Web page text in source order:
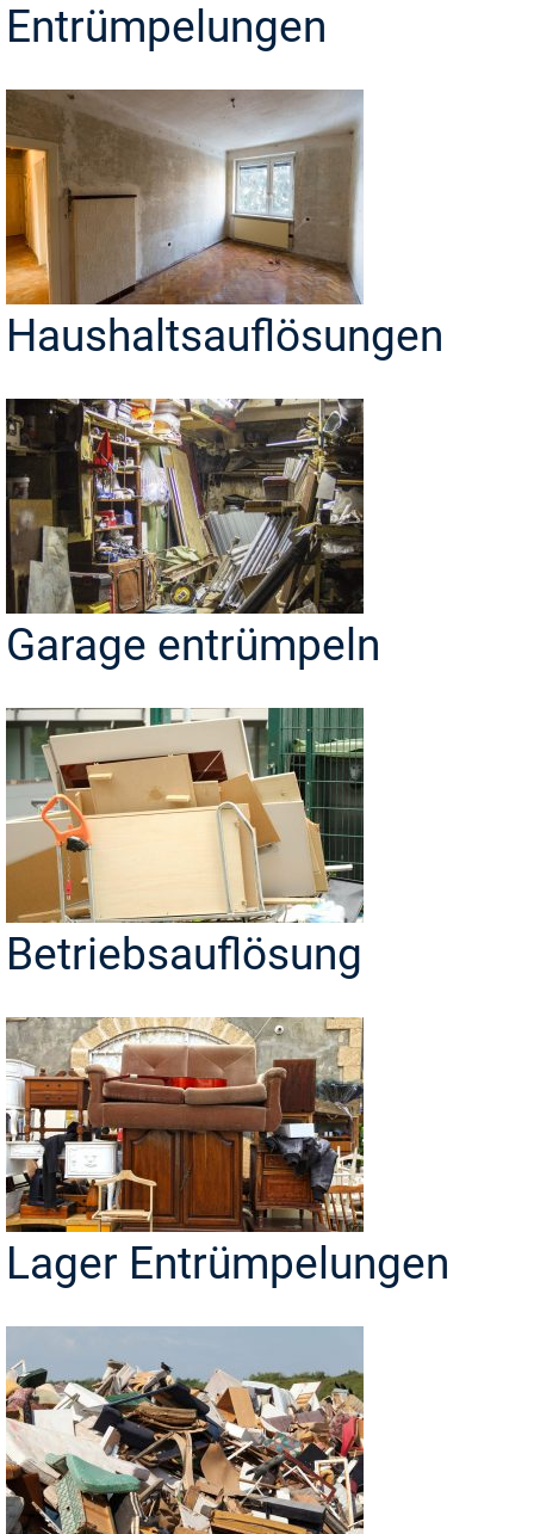
Entrümpelungen
Haushaltsauflösungen
Garage entrümpeln
Betriebsauflösung
Lager Entrümpelungen